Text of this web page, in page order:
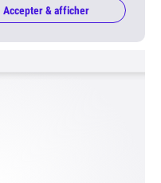
Accepter & afficher